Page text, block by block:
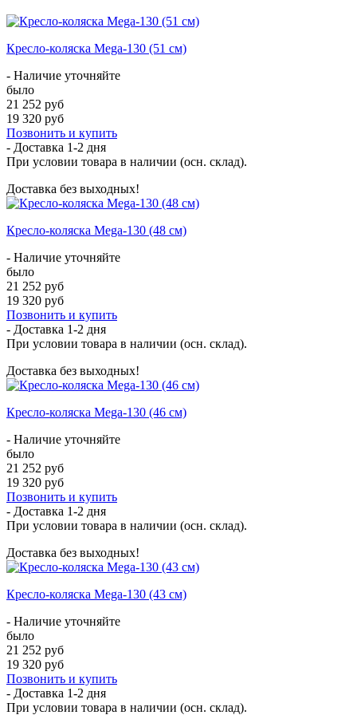
Кресло-коляска Mega-130 (51 см)
- Наличие уточняйте
было
21 252 руб
19 320 руб
Позвонить и купить
- Доставка 1-2 дня
При условии товара в наличии (осн. склад).
Доставка без выходных!
Кресло-коляска Mega-130 (48 см)
- Наличие уточняйте
было
21 252 руб
19 320 руб
Позвонить и купить
- Доставка 1-2 дня
При условии товара в наличии (осн. склад).
Доставка без выходных!
Кресло-коляска Mega-130 (46 см)
- Наличие уточняйте
было
21 252 руб
19 320 руб
Позвонить и купить
- Доставка 1-2 дня
При условии товара в наличии (осн. склад).
Доставка без выходных!
Кресло-коляска Mega-130 (43 см)
- Наличие уточняйте
было
21 252 руб
19 320 руб
Позвонить и купить
- Доставка 1-2 дня
При условии товара в наличии (осн. склад).